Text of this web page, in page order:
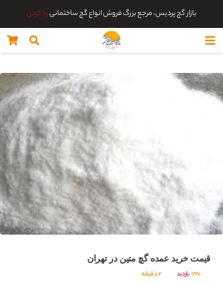
بازار گچ پردیس، مرجع بزرگ فروش انواع گچ ساختمانیرد کردن
قیمت خرید عمده گچ متین در تهران
720بازدید 2 دقیقه